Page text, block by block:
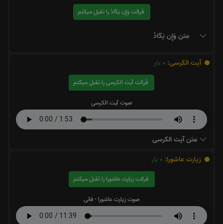
قرائت وَإِن يَكَادُ را تقبل میکنم
متن وَإِن يَكَادُ
آیت الکرسی: 0 بار
قرائت آیت الکرسی را تقبل میکنم
صوت آیت الکرسی
متن آیت الکرسی
زیارت عاشورا: 0 بار
قرائت زیارت عاشورا را تقبل میکنم
صوت زیارت عاشورا - فانی